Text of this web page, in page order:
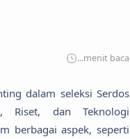
...menit baca
dalam seleksi Serdos
Riset, dan Teknologi
berbagai aspek, seperti